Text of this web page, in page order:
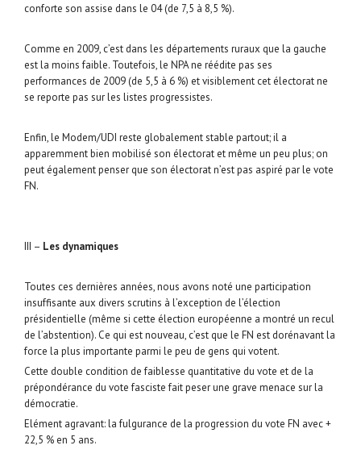
conforte son assise dans le 04 (de 7,5 à 8,5 %).
Comme en 2009, c’est dans les départements ruraux que la gauche
est la moins faible. Toutefois, le NPA ne réédite pas ses
performances de 2009 (de 5,5 à 6 %) et visiblement cet électorat ne
se reporte pas sur les listes progressistes.
Enfin, le Modem/UDI reste globalement stable partout; il a
apparemment bien mobilisé son électorat et même un peu plus; on
peut également penser que son électorat n’est pas aspiré par le vote
FN.
III – Les dynamiques
Toutes ces dernières années, nous avons noté une participation
insuffisante aux divers scrutins à l’exception de l’élection
présidentielle (même si cette élection européenne a montré un recul
de l’abstention). Ce qui est nouveau, c’est que le FN est dorénavant la
force la plus importante parmi le peu de gens qui votent.
Cette double condition de faiblesse quantitative du vote et de la
prépondérance du vote fasciste fait peser une grave menace sur la
démocratie.
Elément agravant: la fulgurance de la progression du vote FN avec +
22,5 % en 5 ans.